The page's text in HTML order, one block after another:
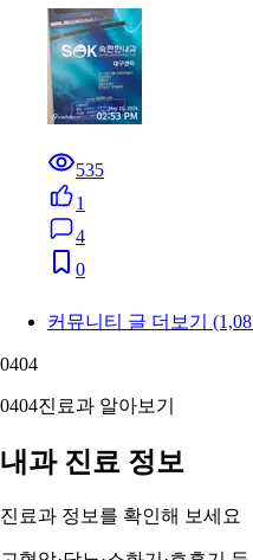
535
1
4
0
커뮤니티 글 더보기
0404
0404진료과 알아보기
내과 진료 정보
진료과 정보를 확인해 보세요